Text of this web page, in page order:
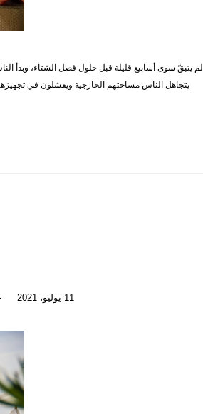
لم يتبقّ سوى أسابيع قليلة قبل حلول فصل الشتاء، وبدأ
يتجاهل الناس مساحتهم الخارجية ويفشلون في
11 يوليو، 2021